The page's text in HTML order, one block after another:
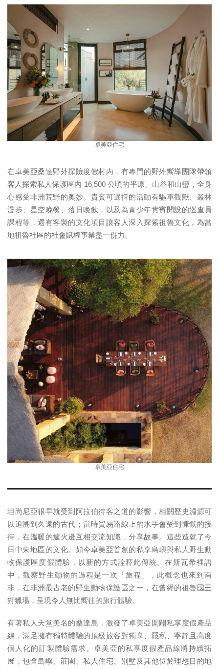
卓美亞住宅
在卓美亞桑達野外探險度假村內，有專門的野外嚮導團隊帶領
客人探索私人保護區內 16,500 公頃的平原、山谷和山巒，全身
心感受非洲荒野的奧妙。貴賓可選擇的活動有驅車觀獸、叢林
漫步、星空晚餐、落日晚飲，以及為青少年貴賓開設的巡查員
課程等，還有客製的文化項目讓客人深入探索祖魯文化，為當
地祖魯社區的社會賦權事業盡一份力。
卓美亞住宅
坦尚尼亞很早就受到阿拉伯待客之道的影響，相關歷史淵源可
以追溯到久遠的古代；當時貿易路線上的水手會受到慷慨的接
待，在溫暖的爐火邊互相交流知識，分享故事。這些造就了今
日中東地區的文化。如今卓美亞首創的私享島嶼與私人野生動
物保護區度假體驗，以新的方式詮釋此傳統。在斯瓦希裡語
中，觀察野生動物的過程是一次「旅程」，此概念也來到南
非，在非洲最古老的野生動物保護區之一，在曾經的祖魯國王
狩獵場，呈現令人無比嚮往的旅行體驗。
有著私人天堂美名的桑達島，激發了卓美亞開闢私享度假產品
線，滿足擁有獨特體驗的頂級旅客對獨享、隱私、寧靜且高度
個人化的訂製體驗需求。卓美亞的私享度假產品線將持續拓
展，包含島嶼、莊園、私人住宅、別墅及其他位於理想目的地